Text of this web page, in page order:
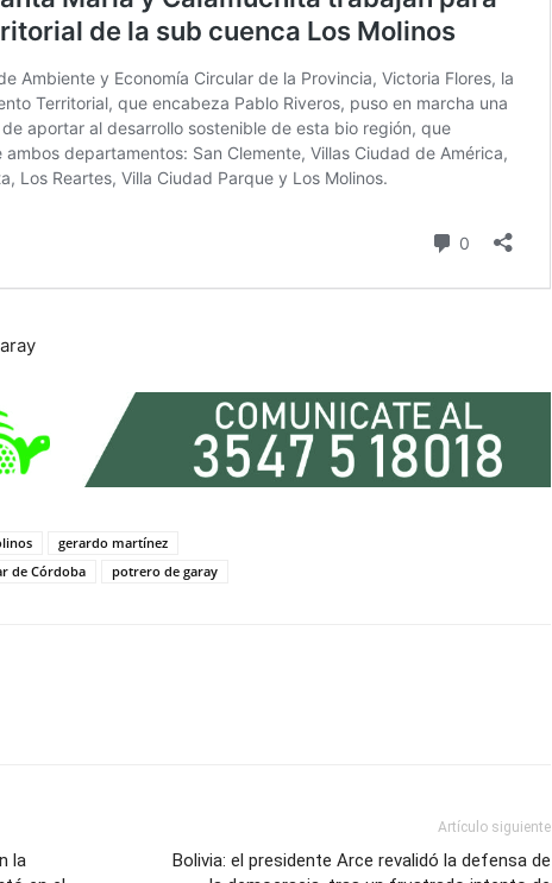
gerardo martínez
de Córdoba
potrero de garay
la
Artículo siguiente
Bolivia: el presidente Arce revalidó la defensa de